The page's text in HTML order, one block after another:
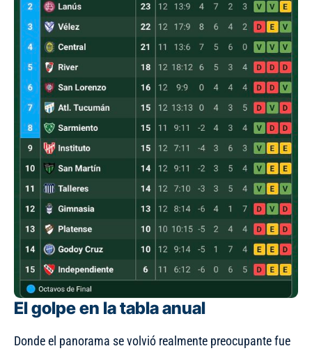
El golpe en la tabla anual
Donde el panorama se volvió realmente preocupante fue